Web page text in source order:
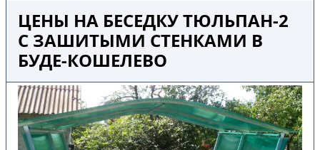
ЦЕНЫ НА БЕСЕДКУ ТЮЛЬПАН-2
С ЗАШИТЫМИ СТЕНКАМИ В
БУДЕ-КОШЕЛЕВО